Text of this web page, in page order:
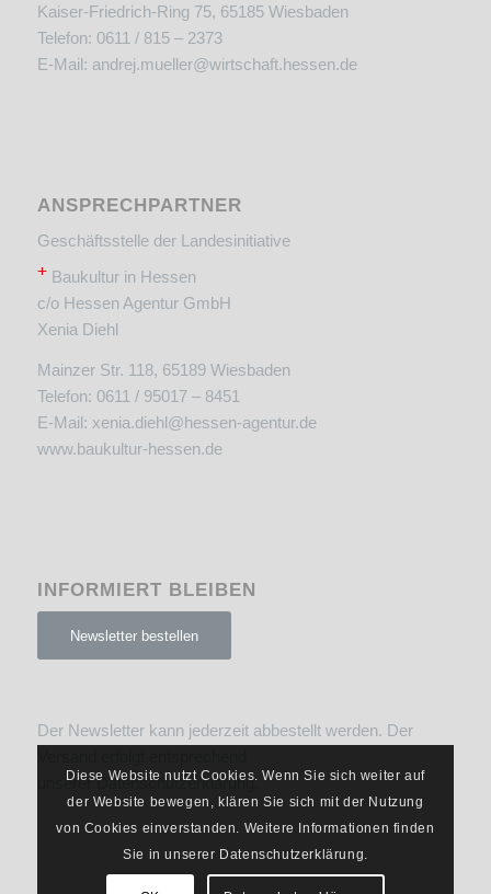
Kaiser-Friedrich-Ring 75, 65185 Wiesbaden
Telefon: 0611 / 815 – 2373
E-Mail: andrej.mueller@wirtschaft.hessen.de
ANSPRECHPARTNER
Geschäftsstelle der Landesinitiative
+Baukultur in Hessen
c/o Hessen Agentur GmbH
Xenia Diehl
Mainzer Str. 118, 65189 Wiesbaden
Telefon: 0611 / 95017 – 8451
E-Mail: xenia.diehl@hessen-agentur.de
www.baukultur-hessen.de
INFORMIERT BLEIBEN
Newsletter bestellen
Der Newsletter kann jederzeit abbestellt werden. Der
unsererDatenschutzerklärung.
Diese Website nutzt Cookies. Wenn Sie sich weiter auf
der Website bewegen, klären Sie sich mit der Nutzung
von Cookies einverstanden. Weitere Informationen finden
Sie in unserer Datenschutzerklärung.